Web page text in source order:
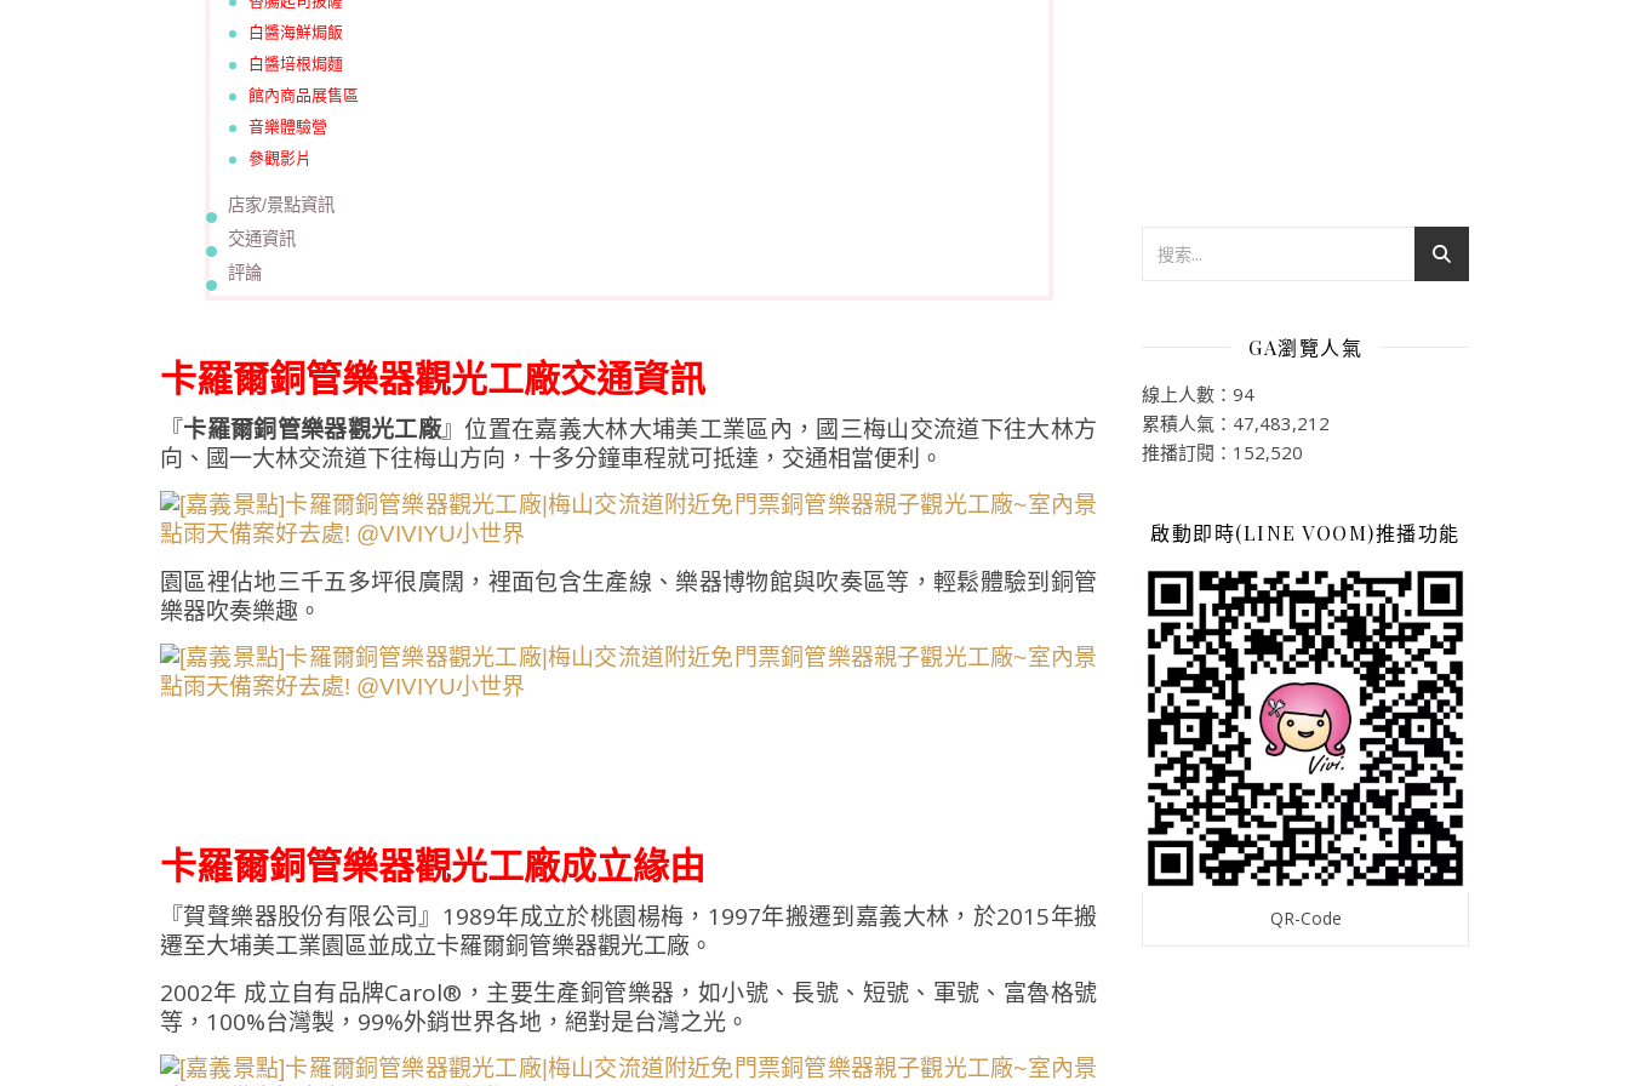
白醬海鮮焗飯
白醬培根焗麵
館內商品展售區
音樂體驗營
參觀影片
店家/景點資訊
交通資訊
評論
卡羅爾銅管樂器觀光工廠交通資訊
『卡羅爾銅管樂器觀光工廠』位置在嘉義大林大埔美工業區內，國三梅山交流道下往大林方
向、國一大林交流道下往梅山方向，十多分鐘車程就可抵達，交通相當便利。
園區裡佔地三千五多坪很廣闊，裡面包含生產線、樂器博物館與吹奏區等，輕鬆體驗到銅管
樂器吹奏樂趣。
卡羅爾銅管樂器觀光工廠成立緣由
『賀聲樂器股份有限公司』1989年成立於桃園楊梅，1997年搬遷到嘉義大林，於2015年搬
遷至大埔美工業園區並成立卡羅爾銅管樂器觀光工廠。
2002年 成立自有品牌Carol®，主要生產銅管樂器，如小號、長號、短號、軍號、富魯格號
等，100%台灣製，99%外銷世界各地，絕對是台灣之光。
GA瀏覽人氣
線上人數：94
累積人氣：47,483,212
推播訂閱：152,520
啟動即時(LINE VOOM)推播功能
QR-Code